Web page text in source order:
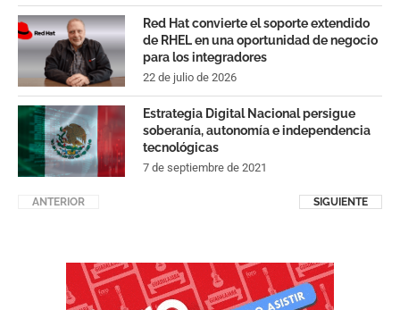
Red Hat convierte el soporte extendido
de RHEL en una oportunidad de negocio
para los integradores
22 de julio de 2026
Estrategia Digital Nacional persigue
soberanía, autonomía e independencia
tecnológicas
7 de septiembre de 2021
ANTERIOR SIGUIENTE